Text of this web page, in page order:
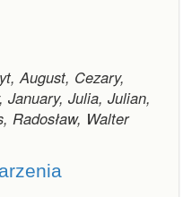
August, Cezary,
January, Julia, Julian,
Radosław, Walter